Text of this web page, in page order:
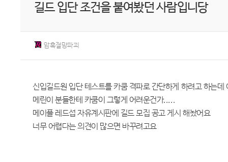
길드 입단 조건을 붙여봤던 사람입니당
암흑절망파괴
신입길드원 입단 테스트를 카쿰 격파로 간단하게 하려고 하는데
메린이 분들한테 카쿰이 그렇게 어려운건가.....
메이플 레드섭 자유계시판에 길드 모집 공고 게시 해놨어요
너무 어렵다는 의견이 많으면 바꾸려고요